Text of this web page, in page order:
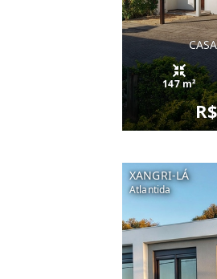
147 m²
XANGRI-LÁ
Atlantida